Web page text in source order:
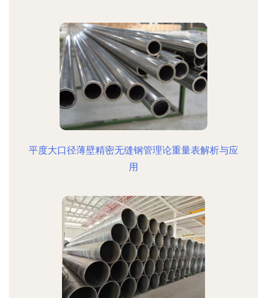
平度大口径薄壁精密无缝钢管理论重量表解析与应
用